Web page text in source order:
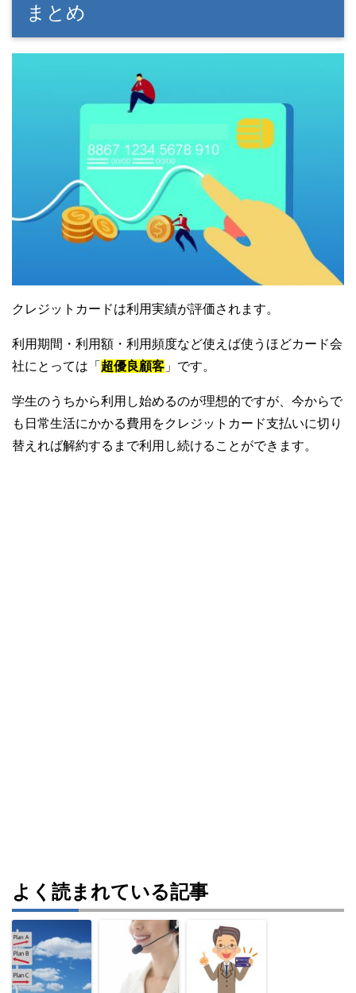
まとめ
クレジットカードは利用実績が評価されます。
利用期間・利用額・利用頻度など使えば使うほどカード会
社にとっては「 超優良顧客 」です。
学生のうちから利用し始めるのが理想的ですが、今からで
も日常生活にかかる費用をクレジットカード支払いに切り
替えれば解約するまで利用し続けることができます。
よく読まれている記事